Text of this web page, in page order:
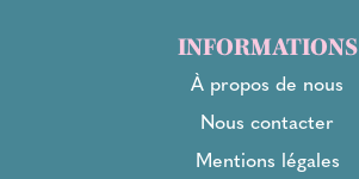
INFORMATIONS
À propos de nous
Nous contacter
Mentions légales